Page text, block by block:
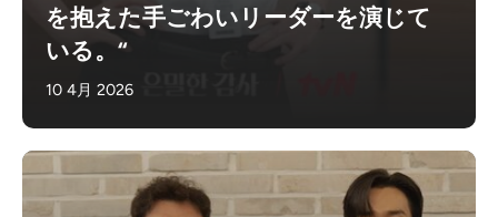
を抱えた手ごわいリーダーを演じて
いる。“
10 4月 2026